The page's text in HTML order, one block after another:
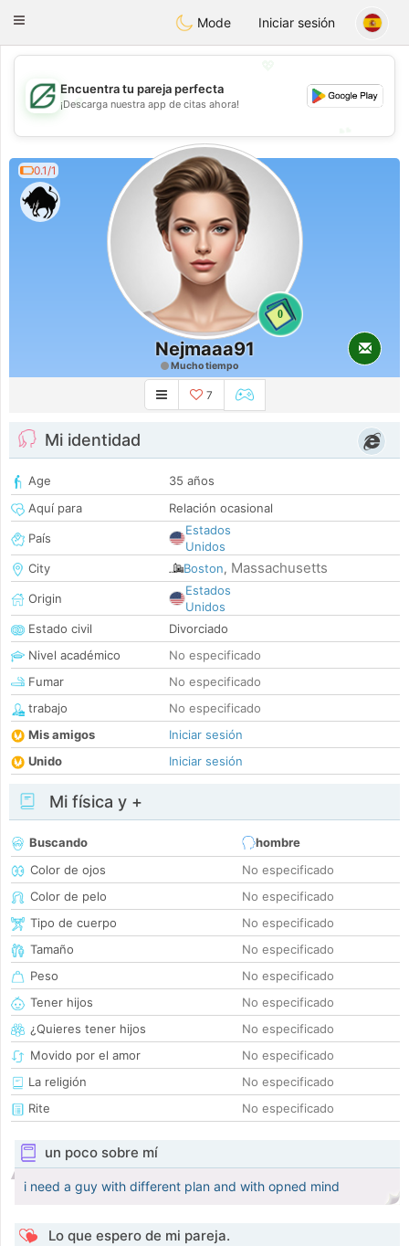
GulfDating
Toggle
Mode Iniciar sesión
💖
💕
Encuentra tu pareja perfecta
¡Descarga nuestra app de citas ahora!
0.1/1
0
Nejmaaa91
Mucho tiempo
7
Mi identidad
Age
35 años
Aquí para
Relación ocasional
País
Estados
Unidos
City
Boston, Massachusetts
Origin
Estados
Unidos
Estado civil
Divorciado
Nivel académico
No especificado
Fumar
No especificado
trabajo
No especificado
Mis amigos
Iniciar sesión
Unido
Iniciar sesión
Mi física y +
Buscando
hombre
Color de ojos
No especificado
Color de pelo
No especificado
Tipo de cuerpo
No especificado
Tamaño
No especificado
Peso
No especificado
Tener hijos
No especificado
¿Quieres tener hijos
No especificado
Movido por el amor
No especificado
La religión
No especificado
Rite
No especificado
un poco sobre mí
i need a guy with different plan and with opned mind
Lo que espero de mi pareja.